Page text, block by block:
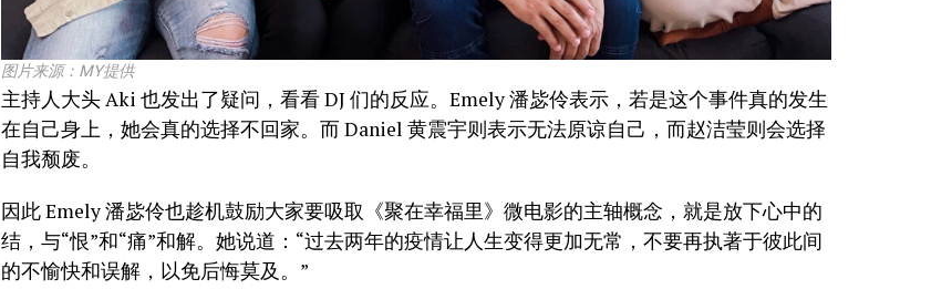
图片来源：MY提供
主持人大头 Aki 也发出了疑问，看看 DJ 们的反应。Emely 潘毖伶表示，若是这个事件真的发生
在自己身上，她会真的选择不回家。而 Daniel 黄震宇则表示无法原谅自己，而赵洁莹则会选择
自我颓废。
因此 Emely 潘毖伶也趁机鼓励大家要吸取《聚在幸福里》微电影的主轴概念，就是放下心中的
结，与“恨”和“痛”和解。她说道：“过去两年的疫情让人生变得更加无常，不要再执著于彼此间
的不愉快和误解，以免后悔莫及。”